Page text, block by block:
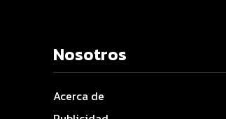
Nosotros
Acerca de